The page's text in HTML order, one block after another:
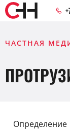
ЧАСТНАЯ
Определение